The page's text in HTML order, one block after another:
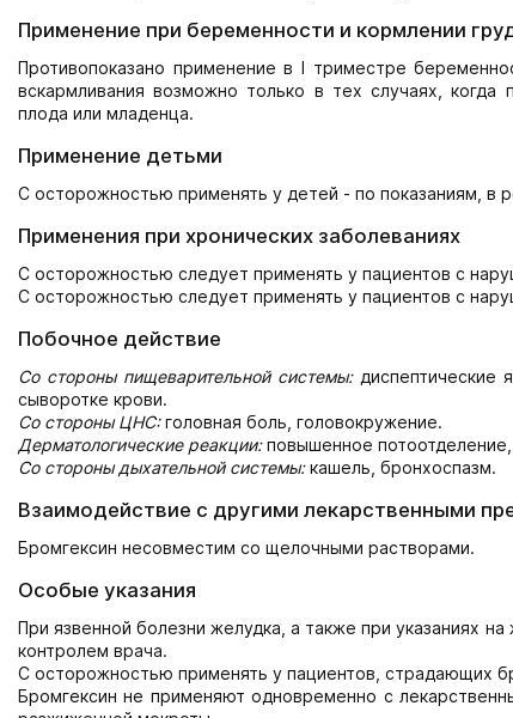
Применение при беременности и кормлении
Противопоказано применение в I триместре
вскармливания возможно только в тех случаях,
плода или младенца.
Применение детьми
С осторожностью применять у детей - по показаниям, в
Применения при хронических заболеваниях
С осторожностью следует применять у пациентов с
С осторожностью следует применять у пациентов с
Побочное действие
Со стороны пищеварительной системы:диспептические
сыворотке крови.
Со стороны ЦНС:головная боль, головокружение.
Дерматологические реакции:повышенное
Со стороны дыхательной системы:кашель, бронхоспазм.
Взаимодействие с другими лекарственными
Бромгексин несовместим со щелочными растворами.
Особые указания
При язвенной болезни желудка, а также при указаниях
контролем врача.
С осторожностью применять у пациентов, страдающих
Бромгексин не применяют одновременно с